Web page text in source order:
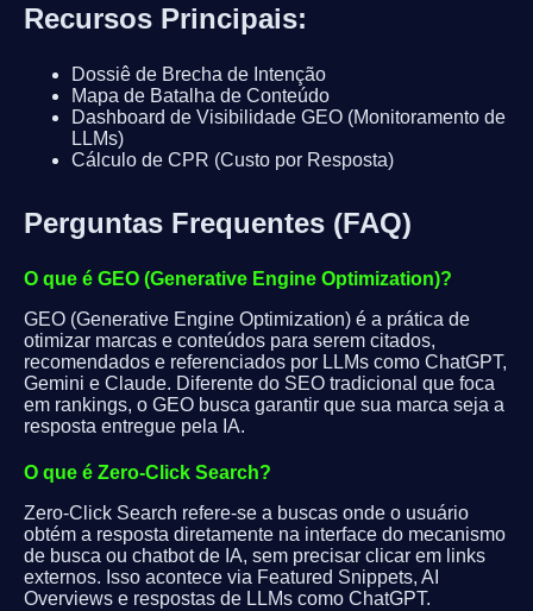
Recursos Principais:
Dossiê de Brecha de Intenção
Mapa de Batalha de Conteúdo
Dashboard de Visibilidade GEO (Monitoramento de
LLMs)
Cálculo de CPR (Custo por Resposta)
Perguntas Frequentes (FAQ)
O que é GEO (Generative Engine Optimization)?
GEO (Generative Engine Optimization) é a prática de
otimizar marcas e conteúdos para serem citados,
recomendados e referenciados por LLMs como ChatGPT,
Gemini e Claude. Diferente do SEO tradicional que foca
em rankings, o GEO busca garantir que sua marca seja a
resposta entregue pela IA.
O que é Zero-Click Search?
Zero-Click Search refere-se a buscas onde o usuário
obtém a resposta diretamente na interface do mecanismo
de busca ou chatbot de IA, sem precisar clicar em links
externos. Isso acontece via Featured Snippets, AI
Overviews e respostas de LLMs como ChatGPT.